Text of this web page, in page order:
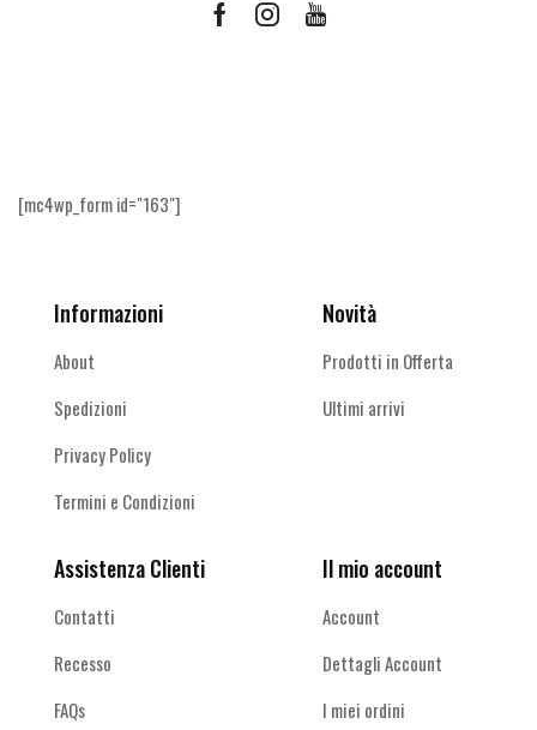
FacebookInstagramYoutube
[mc4wp_form id="163"]
Informazioni
About
Spedizioni
Privacy Policy
Termini e Condizioni
Novità
Prodotti in Offerta
Ultimi arrivi
Assistenza Clienti
Contatti
Recesso
FAQs
Il mio account
Account
Dettagli Account
I miei ordini